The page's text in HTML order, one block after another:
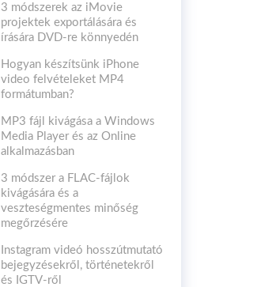
3 módszerek az iMovie
projektek exportálására és
írására DVD-re könnyedén
Hogyan készítsünk iPhone
video felvételeket MP4
formátumban?
MP3 fájl kivágása a Windows
Media Player és az Online
alkalmazásban
3 módszer a FLAC-fájlok
kivágására és a
veszteségmentes minőség
megőrzésére
Instagram videó hosszútmutató
bejegyzésekről, történetekről
és IGTV-ről